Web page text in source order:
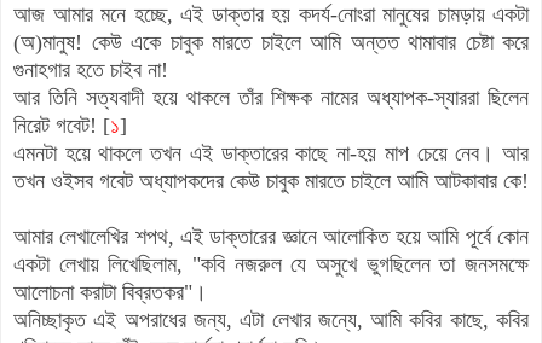
আজ আমার মনে হচ্ছে, এই ডাক্তার হয় কদর্য-নোংরা মানুষের চামড়ায় একটা
(অ)মানুষ! কেউ একে চাবুক মারতে চাইলে আমি অন্তত থামাবার চেষ্টা করে
গুনাহগার হতে চাইব না!
আর তিনি সত্যবাদী হয়ে থাকলে তাঁর শিক্ষক নামের অধ্যাপক-স্যাররা ছিলেন
নিরেট গবেট! [১]
এমনটা হয়ে থাকলে তখন এই ডাক্তারের কাছে না-হয় মাপ চেয়ে নেব। আর
তখন ওইসব গবেট অধ্যাপকদের কেউ চাবুক মারতে চাইলে আমি আটকাবার কে!
আমার লেখালেখির শপথ, এই ডাক্তারের জ্ঞানে আলোকিত হয়ে আমি পূর্বে কোন
একটা লেখায় লিখেছিলাম, "কবি নজরুল যে অসুখে ভুগছিলেন তা জনসমক্ষে
আলোচনা করাটা বিব্রতকর"।
অনিচ্ছাকৃত এই অপরাধের জন্য, এটা লেখার জন্যে, আমি কবির কাছে, কবির